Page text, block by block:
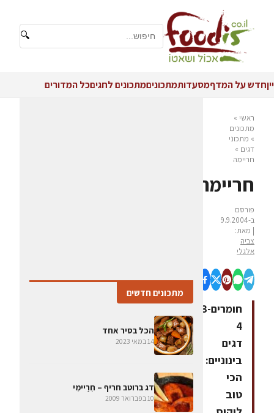
🔍
ייןחדש על המדףמסעדותמתכוניםמתכונים לחגיםכל המדורים
ראשי »
מתכונים
» מתכוני
דגים »
חריימה
חריימה
פורסם
ב-9.9.2004
| מאת:
צביה
אלגלי
חומרים3-
4
דגים
בינוניים:
הכי
טוב
מתכונים חדשים
הכל בסיר אחד
14 במאי 2023
דג ברוטב חריף – חְרַיימִי
10 בפברואר 2009